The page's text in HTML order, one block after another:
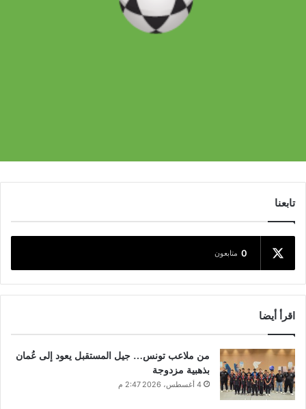
تابعنا
0 متابعون
اقرأ أيضا
من ملاعب تونس… جيل المستقبل يعود إلى عُمان
بذهبية مزدوجة
4 أغسطس، 2026 2:47 م